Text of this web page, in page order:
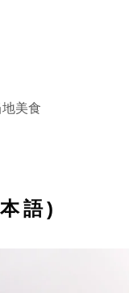
美食
語)